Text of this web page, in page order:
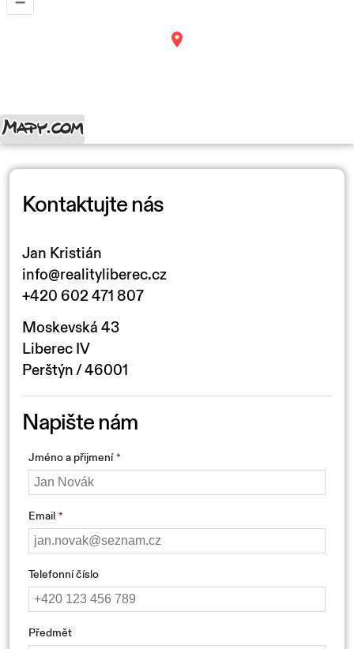
Kontaktujte nás
Jan Kristián
info@realityliberec.cz
+420 602 471 807
Moskevská 43
Liberec IV
Perštýn / 46001
Napište nám
Jméno a přijmení
Email
Telefonní číslo
Předmět